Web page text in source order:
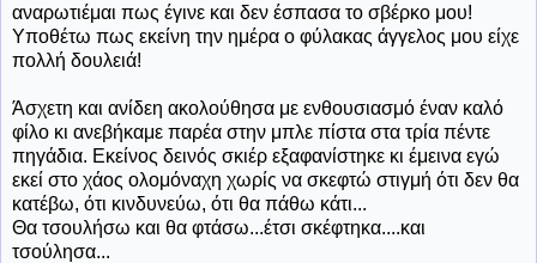
αναρωτιέμαι πως έγινε και δεν έσπασα το σβέρκο μου!
Υποθέτω πως εκείνη την ημέρα ο φύλακας άγγελος μου είχε
πολλή δουλειά!
Άσχετη και ανίδεη ακολούθησα με ενθουσιασμό έναν καλό
φίλο κι ανεβήκαμε παρέα στην μπλε πίστα στα τρία πέντε
πηγάδια. Εκείνος δεινός σκιέρ εξαφανίστηκε κι έμεινα εγώ
εκεί στο χάος ολομόναχη χωρίς να σκεφτώ στιγμή ότι δεν θα
κατέβω, ότι κινδυνεύω, ότι θα πάθω κάτι...
Θα τσουλήσω και θα φτάσω...έτσι σκέφτηκα....και
τσούλησα...